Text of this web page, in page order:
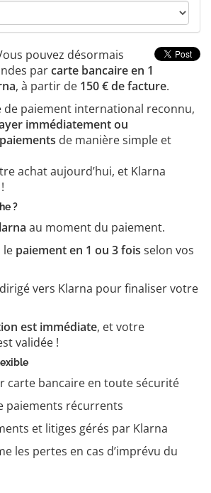
pouvez désormais
parcarte bancaire en 1
, à partir de 150 € de facture.
de paiement international reconnu,
immédiatement ou
de manière simple et
achat aujourd’hui, et Klarna
?
au moment du paiement.
le paiement en 1 ou 3 fois selon vos
vers Klarna pour finaliser votre
est immédiate, et votre
validée !
carte bancaire en toute sécurité
paiements récurrents
et litiges gérés par Klarna
les pertes en cas d’imprévu du